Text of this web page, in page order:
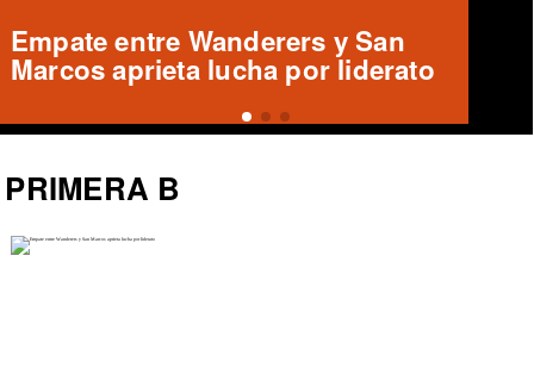
Oncenas de Ivo Basay y Damián
Muñoz para Rangers vs Curicó
Unido
PRIMERA B